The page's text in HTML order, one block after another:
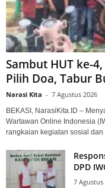
Sambut HUT ke-
Pilih Doa, Tabur
Narasi Kita - 7 Agustus 2026
BEKASI, NarasiKita.ID –
Wartawan Online Indonesia
rangkaian kegiatan sosial dan
DPD
7 Agustus